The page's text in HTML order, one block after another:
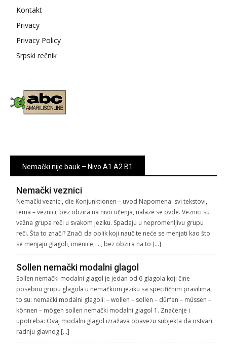
Kontakt
Privacy
Privacy Policy
Srpski rečnik
Nemački nije bauk – Nivo A1 A2 B1
Nemački veznici
Nemački veznici, die Konjunktionen – uvod Napomena: svi tekstovi,
tema – veznici, bez obzira na nivo učenja, nalaze se ovde. Veznici su
važna grupa reči u svakom jeziku. Spadaju u nepromenljivu grupu
reči. Šta to znači? Znači da oblik koji naučite neće se menjati kao što
se menjaju glagoli, imenice, …, bez obzira na to […]
Sollen nemački modalni glagol
Sollen nemački modalni glagol je jedan od 6 glagola koji čine
posebnu grupu glagola u nemačkom jeziku sa specifičnim pravilima,
to su: nemački modalni glagoli: – wollen – sollen – dürfen – müssen –
können – mögen sollen nemački modalni glagol 1. Značenje i
upotreba: Ovaj modalni glagol izražava obavezu subjekta da ostvari
radnju glavnog […]